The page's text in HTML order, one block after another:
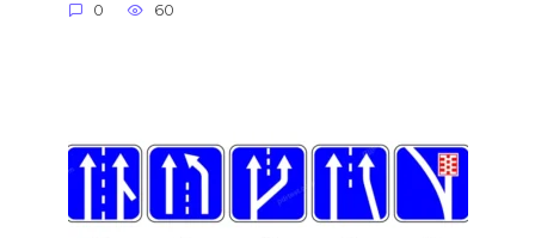
0 60